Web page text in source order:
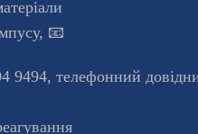
, 📧
9494, телефонний